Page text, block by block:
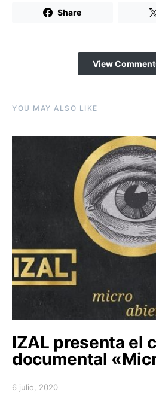
Share
View
YOU MAY ALSO LIKE
IZAL presenta el
documental
Posted on
6 julio, 2020